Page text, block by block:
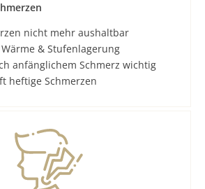
nicht mehr aushaltbar
& Stufenlagerung
anfänglichem Schmerz wichtig
heftige Schmerzen